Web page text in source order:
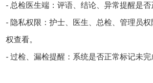
- 总检医生端：评语、结论、异常提醒是否
- 隐私权限：护士、医生、总检、管理员
权查看。
- 过检、漏检提醒：系统是否正常标记未完